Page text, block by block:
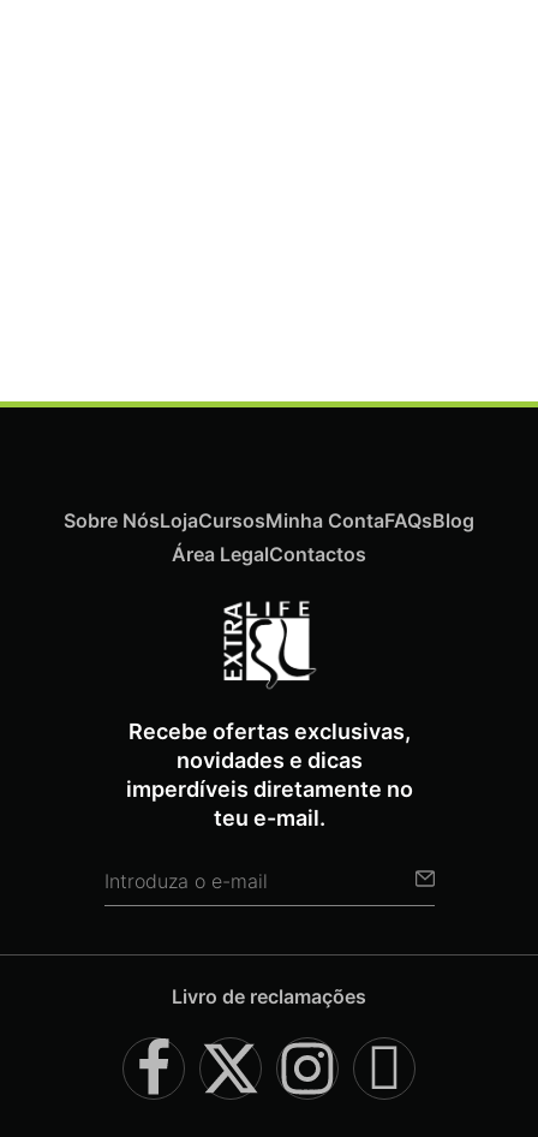
Recebe ofertas exclusivas,
novidades e dicas
imperdíveis diretamente no
teu e-mail.
Sobre NósLojaCursosMinha ContaFAQsBlog
Área LegalContactos
Livro de reclamações